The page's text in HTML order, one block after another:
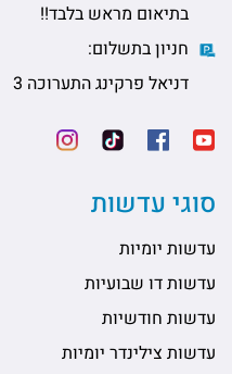
בתיאום מראש בלבד!!
חניון בתשלום:
דניאל פרקינג התערוכה 3
סוגי עדשות
עדשות יומיות
עדשות דו שבועיות
עדשות חודשיות
עדשות צילינדר יומיות